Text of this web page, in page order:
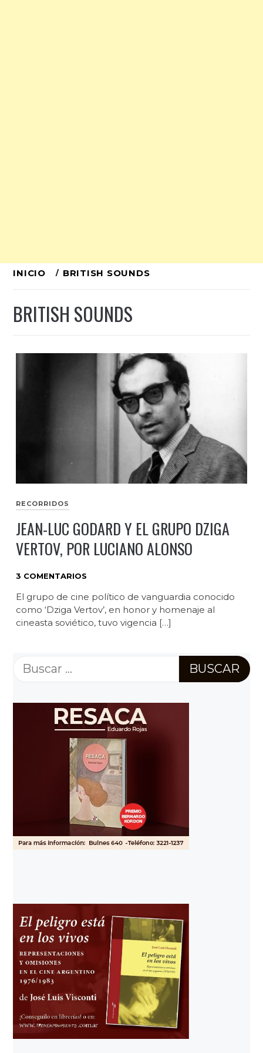
Ir
contenido
INICIO BRITISH SOUNDS
BRITISH SOUNDS
RECORRIDOS
JEAN-LUC GODARD Y EL GRUPO DZIGA
VERTOV, POR LUCIANO ALONSO
3 COMENTARIOS
El grupo de cine político de vanguardia conocido
como ‘Dziga Vertov’, en honor y homenaje al
cineasta soviético, tuvo vigencia […]
Buscar: